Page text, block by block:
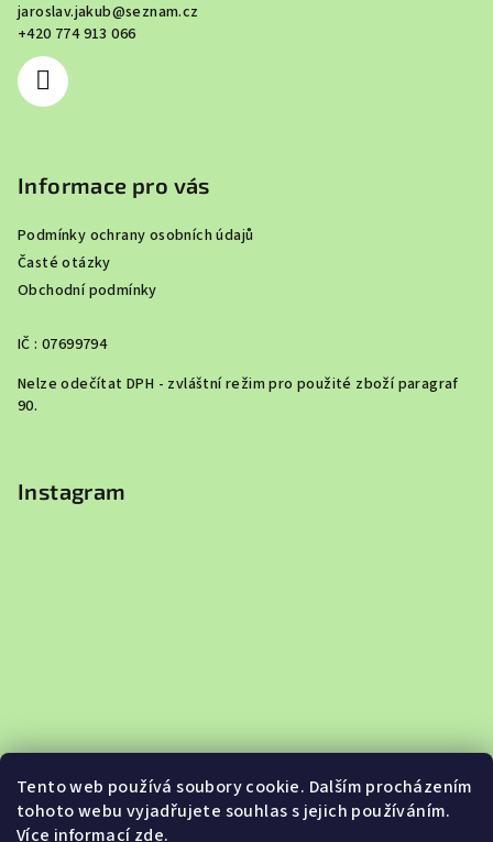
Tento web používá soubory cookie. Dalším procházením
tohoto webu vyjadřujete souhlas s jejich používáním.
Více informacízde.
jaroslav.jakub@seznam.cz
+420 774 913 066
Informace pro vás
Podmínky ochrany osobních údajů
Časté otázky
Obchodní podmínky
IČ : 07699794
Nelze odečítat DPH - zvláštní režim pro použité zboží paragraf
90.
Instagram